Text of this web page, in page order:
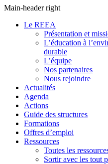
Main-header right
Le REEA
Présentation et
L’éducation à
durable
L’équipe
Nos partenaires
Nous rejoindre
Actualités
Agenda
Actions
Guide des structures
Formations
Offres d’emploi
Ressources
Toutes les
Sortir avec les tout